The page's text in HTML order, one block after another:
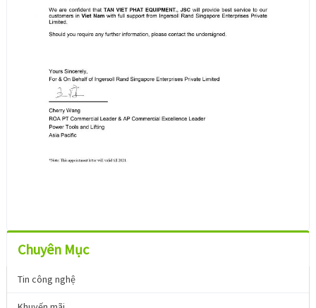
Chuyên Mục
Tin công nghệ